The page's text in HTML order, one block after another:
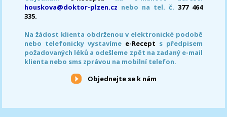
houskova@doktor-plzen.cz nebo na tel. č. 377 464
335.
Na žádost klienta obdrženou v elektronické podobě
nebo telefonicky vystavíme e-Recept s předpisem
požadovaných léků a odešleme zpět na zadaný e-mail
klienta nebo sms zprávou na mobilní telefon.
Objednejte se k nám